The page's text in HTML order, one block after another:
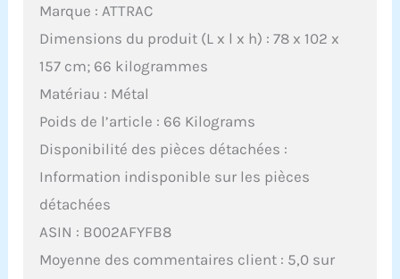
Marque : ATTRAC
Dimensions du produit (L x l x h) : 78 x 102 x
157 cm; 66 kilogrammes
Matériau : Métal
Poids de l’article : 66 Kilograms
Disponibilité des pièces détachées :
Information indisponible sur les pièces
détachées
ASIN : B002AFYFB8
Moyenne des commentaires client : 5,0 sur